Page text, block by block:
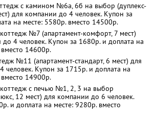
с камином №6а, 6б на выбор (дуплекс-
для компании до 4 человек. Купон за
на месте: 5580р. вместо 14500р.
№7 (апартамент-комфорт, 7 мест)
4 человек. Купон за 1680р. и доплата на
14600р.
№11 (апартамент-стандарт, 6 мест) для
человек. Купон за 1715р. и доплата на
14900р.
с печью №1, 2, 3 на выбор
12 мест) для компании до 6 человек.
и доплата на месте: 9280р. вместо